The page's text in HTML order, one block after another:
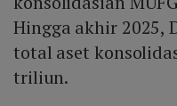
Hingga akhir 2025,
total aset
triliun.